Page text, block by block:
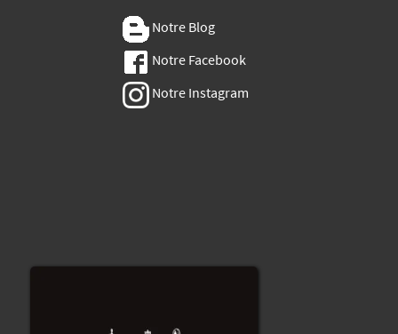
Notre Blog
Notre Facebook
Notre Instagram